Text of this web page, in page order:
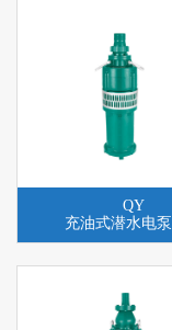
QY
充油式潜水电